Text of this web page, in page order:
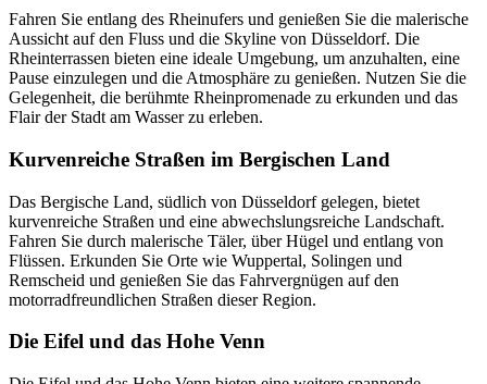
Fahren Sie entlang des Rheinufers und genießen Sie die malerische
Aussicht auf den Fluss und die Skyline von Düsseldorf. Die
Rheinterrassen bieten eine ideale Umgebung, um anzuhalten, eine
Pause einzulegen und die Atmosphäre zu genießen. Nutzen Sie die
Gelegenheit, die berühmte Rheinpromenade zu erkunden und das
Flair der Stadt am Wasser zu erleben.
Kurvenreiche Straßen im Bergischen Land
Das Bergische Land, südlich von Düsseldorf gelegen, bietet
kurvenreiche Straßen und eine abwechslungsreiche Landschaft.
Fahren Sie durch malerische Täler, über Hügel und entlang von
Flüssen. Erkunden Sie Orte wie Wuppertal, Solingen und
Remscheid und genießen Sie das Fahrvergnügen auf den
motorradfreundlichen Straßen dieser Region.
Die Eifel und das Hohe Venn